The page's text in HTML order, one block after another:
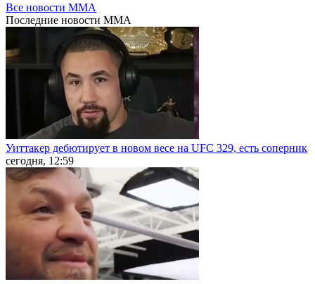
Все новости MMA
Последние новости MMA
Уиттакер дебютирует в новом весе на UFC 329, есть соперник
сегодня, 12:59